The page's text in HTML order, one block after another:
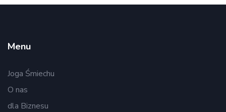
Menu
Joga Śmiechu
O nas
dla Biznesu